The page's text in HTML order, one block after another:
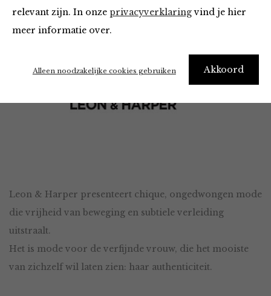
relevant zijn. In onze privacyverklaringvind je hier
meer informatie over.
Akkoord
Alleen noodzakelijke cookies gebruiken
Leon & Harper presenteert chique, ongedwongen mode
die vrijheid van beweging en subtiele verleiding
uitstraalt.
Het is mode voor de verfijnde vrouw, die het mooiste
van zichzelf wil laten zien: haar authenticiteit.